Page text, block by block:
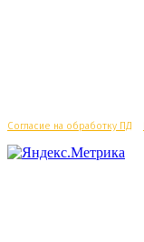
Согласие на обработку ПД